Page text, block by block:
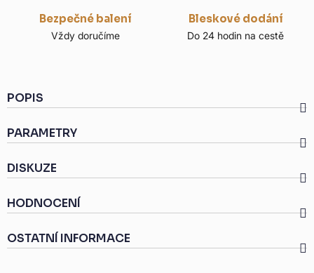
Bezpečné balení
Vždy doručíme
Bleskové dodání
Do 24 hodin na cestě
POPIS
PARAMETRY
DISKUZE
HODNOCENÍ
OSTATNÍ INFORMACE